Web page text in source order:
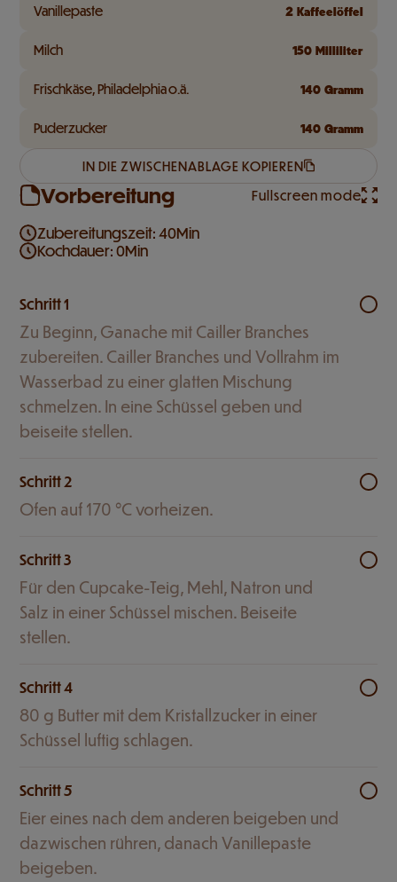
Vanillepaste 2 Kaffeelöffel
Milch 150 Milliliter
Frischkäse, Philadelphia o.ä. 140 Gramm
Puderzucker 140 Gramm
IN DIE ZWISCHENABLAGE KOPIEREN
Vorbereitung Fullscreen mode
Zubereitungszeit: 40Min
Kochdauer: 0Min
Schritt 1
Zu Beginn, Ganache mit Cailler Branches
zubereiten. Cailler Branches und Vollrahm im
Wasserbad zu einer glatten Mischung
schmelzen. In eine Schüssel geben und
beiseite stellen.
Schritt 2
Ofen auf 170 °C vorheizen.
Schritt 3
Für den Cupcake-Teig, Mehl, Natron und
Salz in einer Schüssel mischen. Beiseite
stellen.
Schritt 4
80 g Butter mit dem Kristallzucker in einer
Schüssel luftig schlagen.
Schritt 5
Eier eines nach dem anderen beigeben und
dazwischen rühren, danach Vanillepaste
beigeben.